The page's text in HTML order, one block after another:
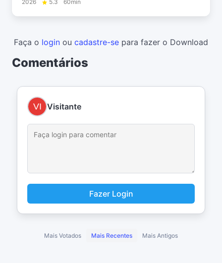
2026
5.3 60min
Faça o login ou cadastre-se para fazer o Download
Comentários
Visitante
Fazer Login
Mais Votados Mais Recentes Mais Antigos